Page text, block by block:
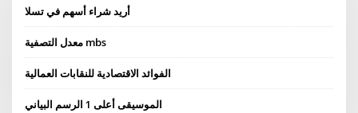
أريد شراء أسهم في تسلا
معدل التصفية mbs
الفوائد الاقتصادية للنقابات العمالية
الموسيقى أعلى 1 الرسم البياني